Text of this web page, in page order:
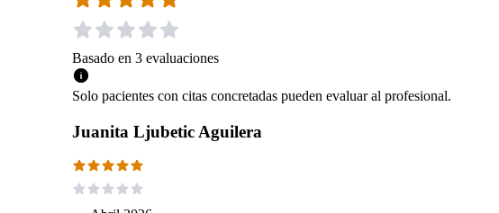
Basado en 3 evaluaciones
Solo pacientes con citas concretadas pueden evaluar al profesional.
Juanita Ljubetic Aguilera